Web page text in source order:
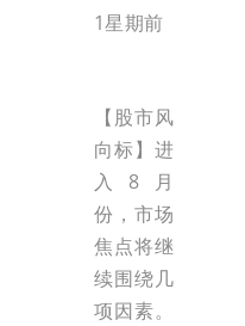
1星期前
【股市风
向标】进
入8月
份，市场
焦点将继
续围绕几
项因素。